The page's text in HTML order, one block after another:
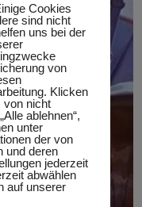
Cookies
sind nicht
uns bei der
von
Klicken
von nicht
ablehnen“,
unter
der von
und deren
jederzeit
abwählen
auf unserer